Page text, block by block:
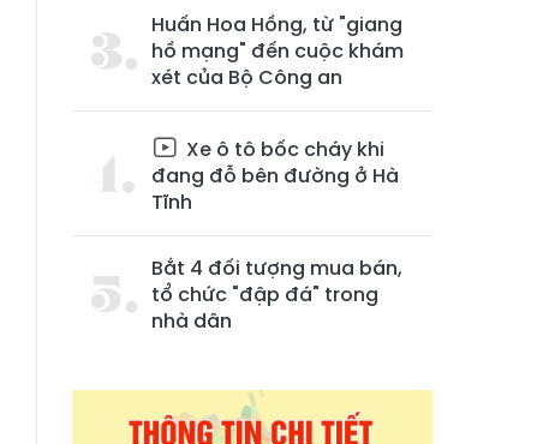
Huấn Hoa Hồng, từ "giang
hồ mạng" đến cuộc khám
xét của Bộ Công an
Xe ô tô bốc cháy khi
đang đỗ bên đường ở Hà
Tĩnh
Bắt 4 đối tượng mua bán,
tổ chức "đập đá" trong
nhà dân